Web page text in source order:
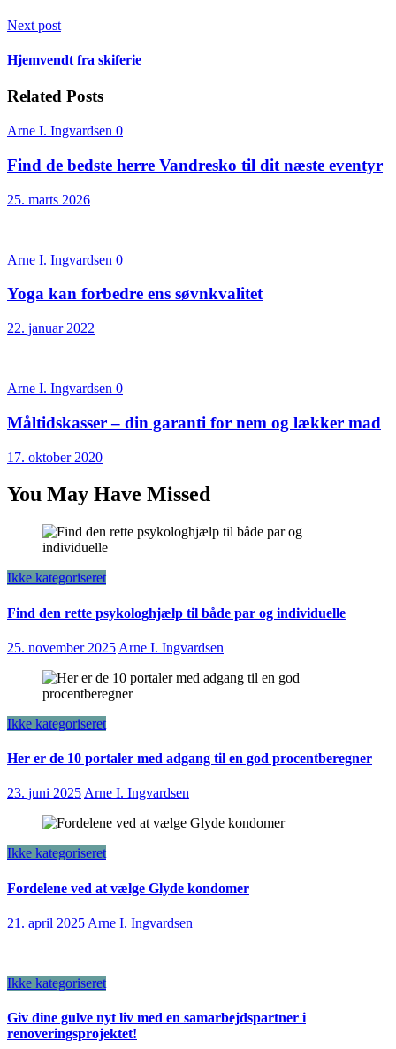
Next post
Hjemvendt fra skiferie
Related Posts
Arne I. Ingvardsen 0
Find de bedste herre Vandresko til dit næste eventyr
25. marts 2026
Arne I. Ingvardsen 0
Yoga kan forbedre ens søvnkvalitet
22. januar 2022
Arne I. Ingvardsen 0
Måltidskasser – din garanti for nem og lækker mad
17. oktober 2020
You May Have Missed
Ikke kategoriseret
Find den rette psykologhjælp til både par og individuelle
25. november 2025 Arne I. Ingvardsen
Ikke kategoriseret
Her er de 10 portaler med adgang til en god procentberegner
23. juni 2025 Arne I. Ingvardsen
Ikke kategoriseret
Fordelene ved at vælge Glyde kondomer
21. april 2025 Arne I. Ingvardsen
Ikke kategoriseret
Giv dine gulve nyt liv med en samarbejdspartner i
renoveringsprojektet!